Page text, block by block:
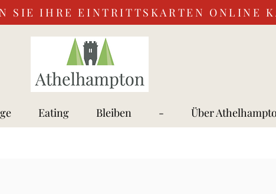
SIE IHRE EINTRITTSKARTEN ONLINE
Eating Bleiben - Über